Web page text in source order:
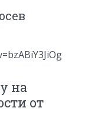
на
от